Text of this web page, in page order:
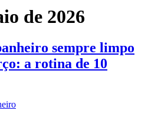
de 2026
sempre limpo
a rotina de 10